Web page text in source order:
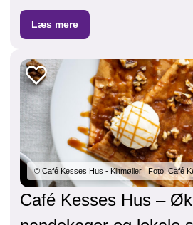
Læs mere
© Café Kesses Hus - Klitmøller | Foto: Café
Café Kesses Hus –